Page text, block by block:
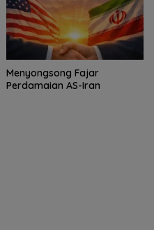
Menyongsong Fajar
Perdamaian AS-Iran